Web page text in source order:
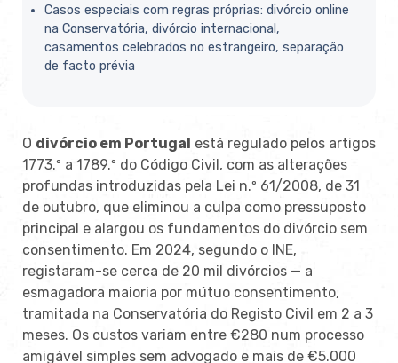
Casos especiais com regras próprias: divórcio online
na Conservatória, divórcio internacional,
casamentos celebrados no estrangeiro, separação
de facto prévia
O divórcio em Portugal está regulado pelos artigos
1773.º a 1789.º do Código Civil, com as alterações
profundas introduzidas pela Lei n.º 61/2008, de 31
de outubro, que eliminou a culpa como pressuposto
principal e alargou os fundamentos do divórcio sem
consentimento. Em 2024, segundo o INE,
registaram-se cerca de 20 mil divórcios — a
esmagadora maioria por mútuo consentimento,
tramitada na Conservatória do Registo Civil em 2 a 3
meses. Os custos variam entre €280 num processo
amigável simples sem advogado e mais de €5.000